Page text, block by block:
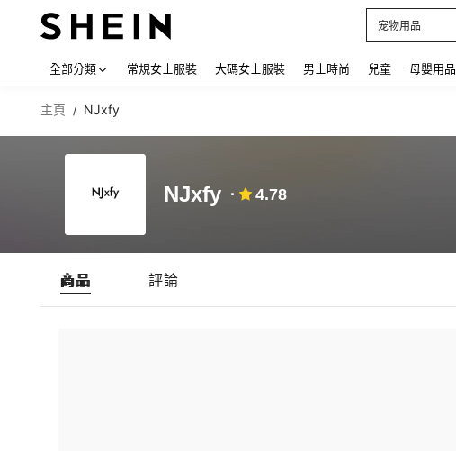
宠物用品
全部分類 常規女士服裝 大碼女士服裝 男士時尚 兒童 母嬰用品
主頁 / NJxfy
NJxfy 4.78
商品 評論